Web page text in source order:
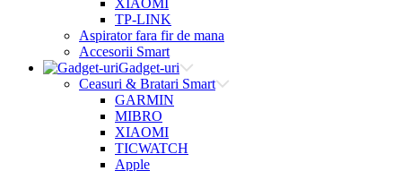
XIAOMI
TP-LINK
Aspirator fara fir de mana
Accesorii Smart
Gadget-uri
Ceasuri & Bratari Smart
GARMIN
MIBRO
XIAOMI
TICWATCH
Apple